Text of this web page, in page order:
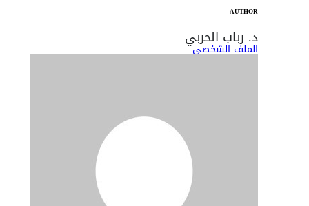
AUTHOR
د. رباب الحربي
الملف الشخصي